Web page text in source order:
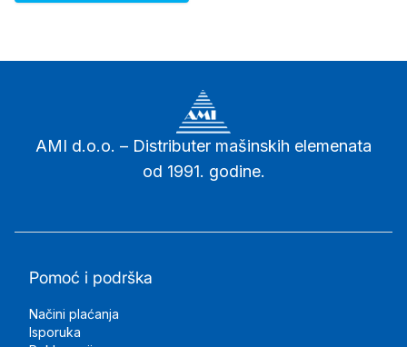
AMI d.o.o. – Distributer mašinskih elemenata
od 1991. godine.
Pomoć i podrška
Načini plaćanja
Isporuka